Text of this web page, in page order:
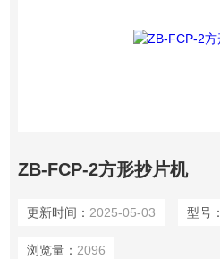
ZB-FCP-2方形抄片机
更新时间： 2025-05-03 型号：
浏览量： 2096